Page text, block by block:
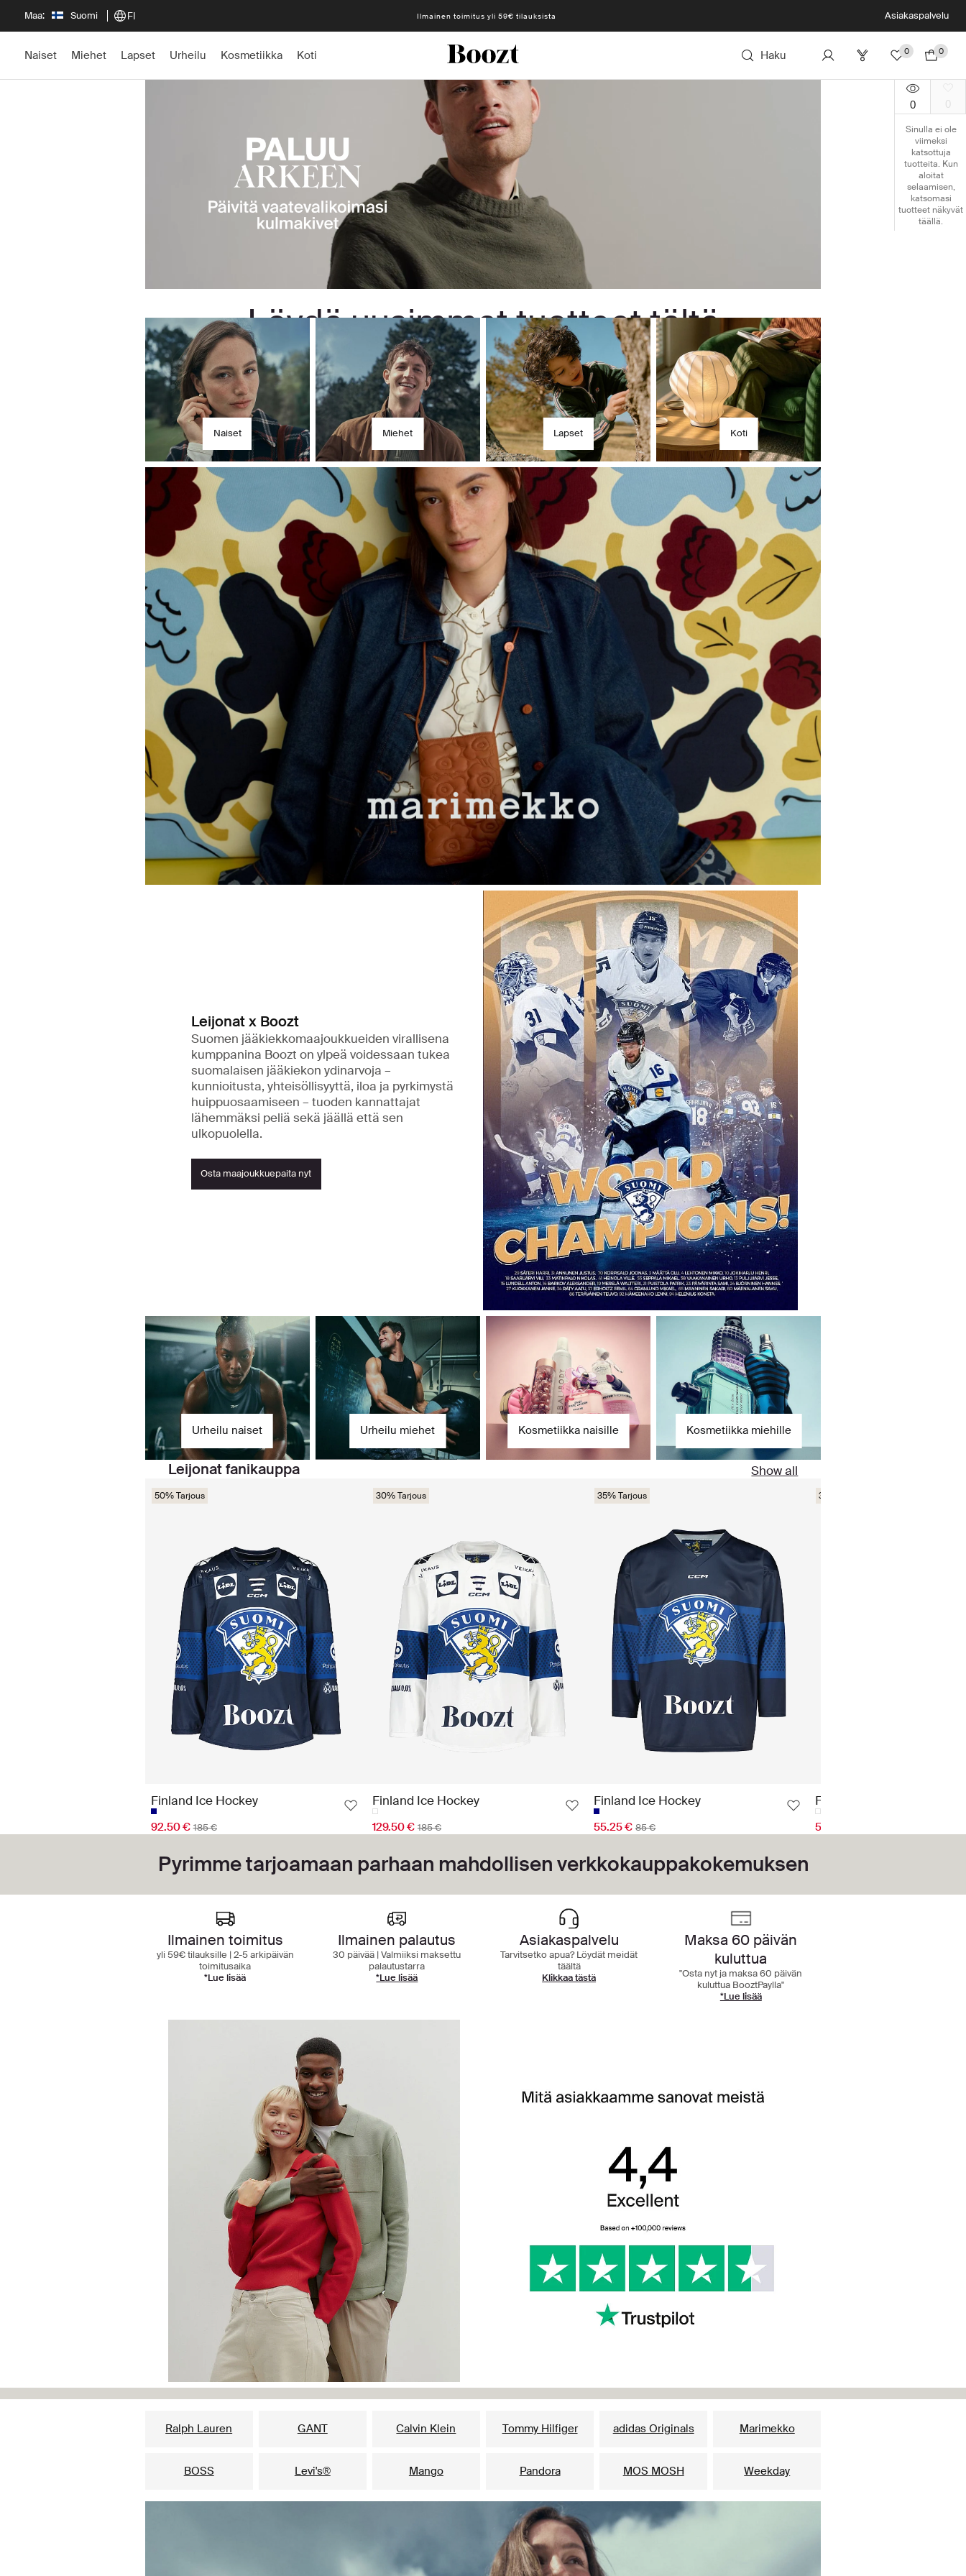
Maa: Suomi FI Ilmainen toimitus yli 59€ tilauksista Asiakaspalvelu
Naiset Miehet Lapset Urheilu Kosmetiikka Koti Haku 0 0
0 0
Sinulla ei ole
viimeksi
katsottuja
tuotteita. Kun
aloitat
selaamisen,
katsomasi
tuotteet näkyvät
täällä.
Miehille
Löydä uusimmat tuotteet tältä
Naiset Miehet Lapset Koti
Leijonat x Boozt
Suomen jääkiekkomaajoukkueiden virallisena
kumppanina Boozt on ylpeä voidessaan tukea
suomalaisen jääkiekon ydinarvoja –
kunnioitusta, yhteisöllisyyttä, iloa ja pyrkimystä
huippuosaamiseen – tuoden kannattajat
lähemmäksi peliä sekä jäällä että sen
ulkopuolella.
Osta maajoukkuepaita nyt
Urheilu naiset Urheilu miehet Kosmetiikka naisille Kosmetiikka miehille
Leijonat fanikauppa Show all
50% Tarjous
Finland Ice Hockey
92.50 € 185 €
30% Tarjous
Finland Ice Hockey
129.50 € 185 €
35% Tarjous
Finland Ice Hockey
55.25 € 85 €
30% Tarjous
Finland Ice Hockey
59.50 €
Pyrimme tarjoamaan parhaan mahdollisen verkkokauppakokemuksen
Ilmainen toimitus
yli 59€ tilauksille | 2-5 arkipäivän
toimitusaika
*Lue lisää
Ilmainen palautus
30 päivää | Valmiiksi maksettu
palautustarra
*Lue lisää
Asiakaspalvelu
Tarvitsetko apua? Löydät meidät
täältä
Klikkaa tästä
Maksa 60 päivän
kuluttua
"Osta nyt ja maksa 60 päivän
kuluttua BooztPaylla"
*Lue lisää
Ralph Lauren GANT Calvin Klein Tommy Hilfiger adidas Originals Marimekko
BOSS Levi's® Mango Pandora MOS MOSH Weekday